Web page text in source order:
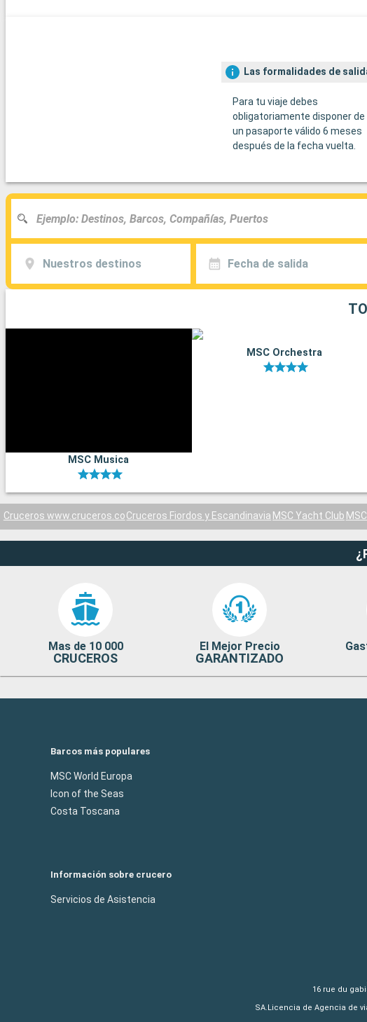
Las formalidades de
Para tu viaje debes
obligatoriamente disponer de
un pasaporte válido 6 meses
después de la fecha vuelta.
Nuestros destinos Fecha de salida
MSC Musica
MSC Orchestra
Cruceros www.cruceros.coCruceros Fiordos y Escandinavia MSC Yacht Club
Mas de 10 000
CRUCEROS
El Mejor Precio
GARANTIZADO
Barcos más populares
MSC World Europa
Icon of the Seas
Costa Toscana
Información sobre crucero
Servicios de Asistencia
16 rue du
SA.Licencia de Agencia de